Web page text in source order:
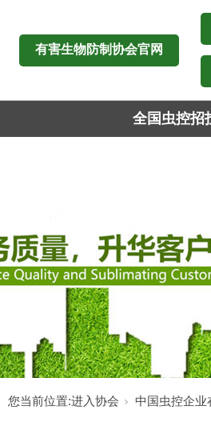
有害生物防制协会官网
全国虫控招
您当前位置:进入协会 中国虫控企业